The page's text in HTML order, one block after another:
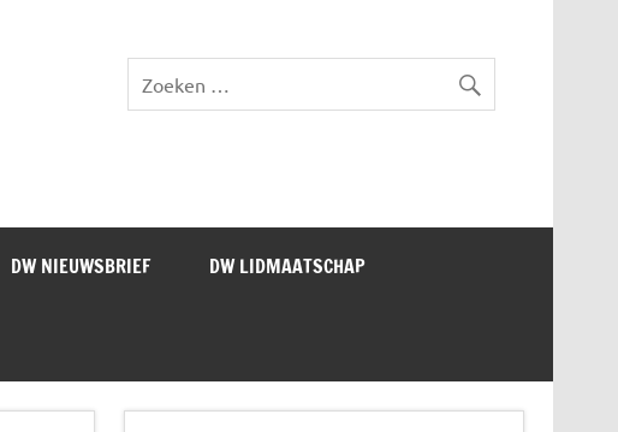
DW Magazine
DW NIEUWSBRIEF DW LIDMAATSCHAP